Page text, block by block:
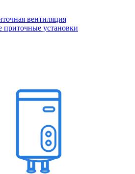
вентиляция
приточные установки